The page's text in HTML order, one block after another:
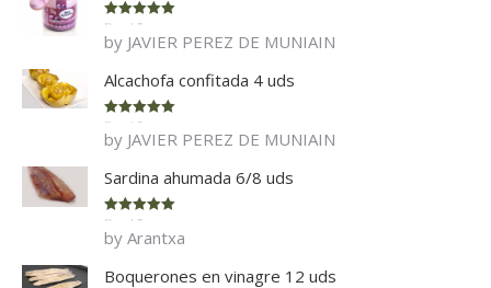
Rated 5
of 5
by JAVIER PEREZ DE MUNIAIN
Alcachofa confitada 4 uds
Rated 5
of 5
by JAVIER PEREZ DE MUNIAIN
Sardina ahumada 6/8 uds
Rated 5
of 5
by Arantxa
Boquerones en vinagre 12 uds